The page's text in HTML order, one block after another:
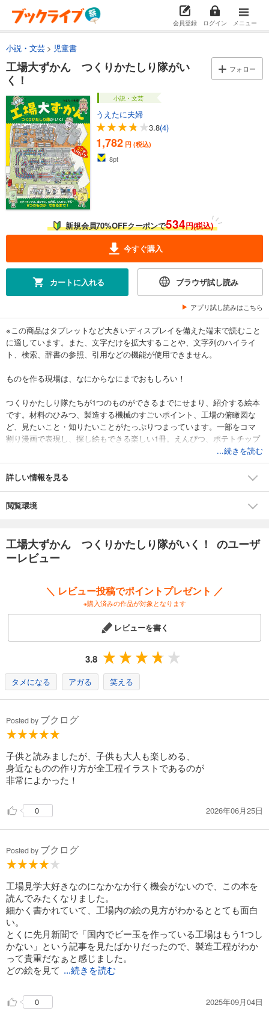
会員登録 ログイン メニュー
小説・文芸 児童書
工場大ずかん つくりかたしり隊がい
く！
フォロー
小説・文芸
うえたに夫婦
3.8(4)
1,782 円 (税込)
8pt
新規会員70%OFFクーポンで534円(税込)
今すぐ購入
カートに入れる ブラウザ試し読み
アプリ試し読みはこちら
※この商品はタブレットなど大きいディスプレイを備えた端末で読むこと
に適しています。また、文字だけを拡大することや、文字列のハイライ
ト、検索、辞書の参照、引用などの機能が使用できません。
ものを作る現場は、なにからなにまでおもしろい！
つくりかたしり隊たちが1つのものができるまでにせまり、紹介する絵本
です。材料のひみつ、製造する機械のすごいポイント、工場の俯瞰図な
ど、見たいこと・知りたいことがたっぷりつまっています。一部をコマ
割り漫画で表現し、探し絵もできる楽しい1冊。えんぴつ、ポテトチップ
ス、歯ブラシ、10円玉、牛乳、ビー玉、けんばんハーモニカ、くつし
た、絵本、ぜんぶで9種類のものができるまでをお見せします！
...続きを読む
詳しい情報を見る
閲覧環境
工場大ずかん つくりかたしり隊がいく！ のユーザ
ーレビュー
＼ レビュー投稿でポイントプレゼント ／
※購入済みの作品が対象となります
レビューを書く
3.8
タメになる アガる 笑える
Posted by ブクログ
子供と読みましたが、子供も大人も楽しめる、
身近なものの作り方が全工程イラストであるのが
非常によかった！
0 2026年06月25日
Posted by ブクログ
工場見学大好きなのになかなか行く機会がないので、この本を
読んでみたくなりました。
細かく書かれていて、工場内の絵の見方がわかるととても面白
い。
とくに先月新聞で「国内でビー玉を作っている工場はもう1つし
かない」という記事を見たばかりだったので、製造工程がわか
って貴重だなぁと感じました。
どの絵を見て ...続きを読む
0 2025年09月04日